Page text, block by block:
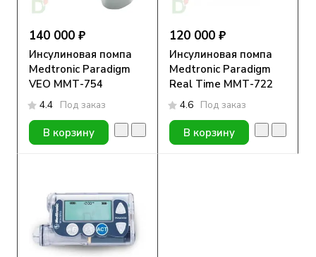
140 000 ₽
Инсулиновая помпа
Medtronic Paradigm
VEO ММТ-754
4.4 Под заказ
В корзину
120 000 ₽
Инсулиновая помпа
Medtronic Paradigm
Real Time ММТ-722
4.6 Под заказ
В корзину